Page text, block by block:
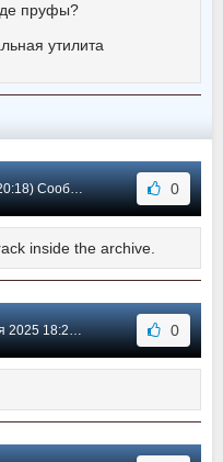
пруфы?
утилита
#742 0
inside the archive.
Сообщение #741 0